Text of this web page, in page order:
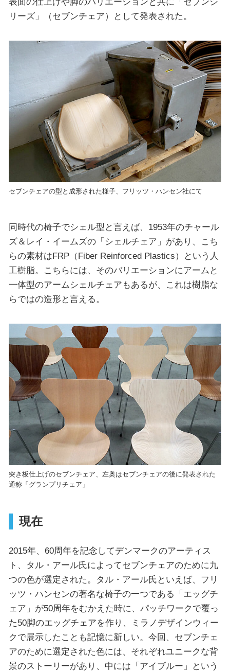
リーズ」（セブンチェア）として発表された。
セブンチェアの型と成形された様子、フリッツ・ハンセン社にて
同時代の椅子でシェル型と言えば、1953年のチャール
ズ＆レイ・イームズの「シェルチェア」があり、こち
らの素材はFRP（Fiber Reinforced Plastics）という人
工樹脂。こちらには、そのバリエーションにアームと
一体型のアームシェルチェアもあるが、これは樹脂な
らではの造形と言える。
突き板仕上げのセブンチェア、左奥はセブンチェアの後に発表された
通称「グランプリチェア」
現在
2015年、60周年を記念してデンマークのアーティス
ト、タル・アール氏によってセブンチェアのために九
つの色が選定された。タル・アール氏といえば、フリ
ッツ・ハンセンの著名な椅子の一つである「エッグチ
ェア」が50周年をむかえた時に、パッチワークで覆っ
た50脚のエッグチェアを作り、ミラノデザインウィー
クで展示したことも記憶に新しい。今回、セブンチェ
アのために選定された色には、それぞれユニークな背
景のストーリーがあり、中には「アイブルー」という